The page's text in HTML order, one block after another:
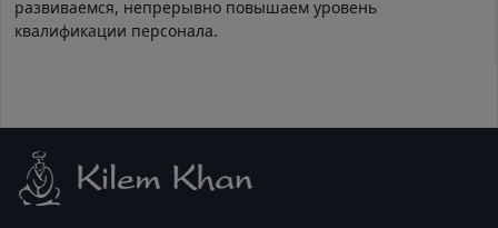
развиваемся, непрерывно повышаем уровень
квалификации персонала.